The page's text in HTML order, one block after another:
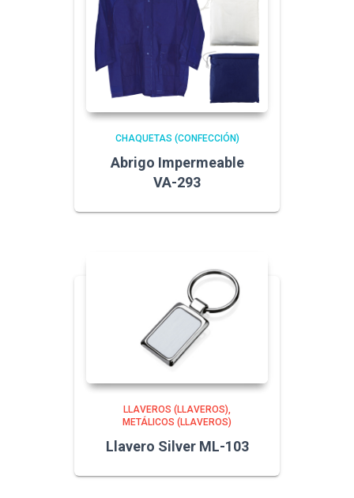
CHAQUETAS (CONFECCIÓN)
Abrigo Impermeable
VA-293
LLAVEROS (LLAVEROS)
METÁLICOS (LLAVEROS)
Llavero Silver ML-103